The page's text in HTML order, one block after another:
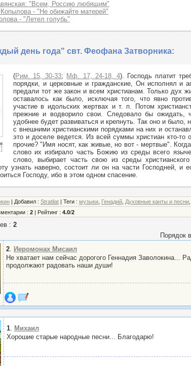
"Всем, Россию любящим"
- "Не обижайте матерей"
- "Летел голубь"
день года" свт. Феофана Затворника:
(Рим. 15, 30-33; Мф. 17, 24-18, 4). Господь платит
порядки, и церковные и гражданские, Он исполнял и
предали тот же закон и всем христианам. Только дух
оставалось как было, исключая того, что явно
участие в идольских жертвах и т. п. Потом
прежние и водворило свои. Следовало бы ожидать,
удобнее будет развиваться и крепнуть. Так оно и
с внешними христианскими порядками на них и
это и доселе ведется. Из всей суммы христиан кто-то
прочие? "Имя носят, как живые, но вот - мертвые".
слово их избирало часть Божию из среды всего
слово, выбирает часть свою из среды
узнать наверно, состоит ли он на части Господней, и
Господу, ибо в этом одном спасение.
| Добавил : Stratilat| Теги : музыки, Генадий, Духовные канты и песни,
: 2| Рейтинг : 4.0/2
: 2
Порядок
2. Иеромонах Мисаил
Не хватает нам сейчас дорогого Геннадия Заволокина...
продолжают радовать наши души!
1. Михаил
Хорошие старые народные песни... Благодарю!